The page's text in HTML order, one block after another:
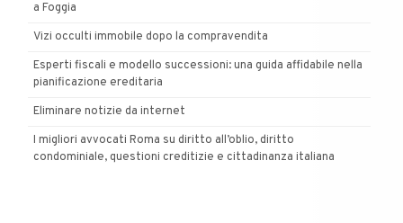
a Foggia
Vizi occulti immobile dopo la compravendita
Esperti fiscali e modello successioni: una guida affidabile nella
pianificazione ereditaria
Eliminare notizie da internet
I migliori avvocati Roma su diritto all’oblio, diritto
condominiale, questioni creditizie e cittadinanza italiana